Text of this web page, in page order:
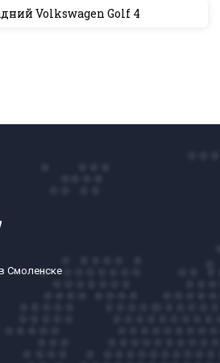
Volkswagen Golf 4
Смоленске